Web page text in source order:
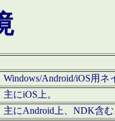
Windows/Android/iOS用
にiOS上。
主にAndroid上、NDK含